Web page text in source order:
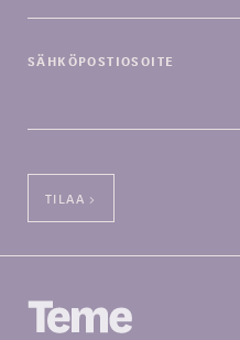
SÄHKÖPOSTIOSOITE